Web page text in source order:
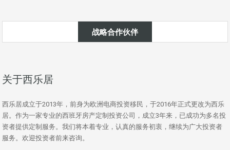
战略合作伙伴
关于西乐居
西乐居成立于2013年，前身为欧洲电商投资移民，于2016年正式更改为西乐
居。作为一家专业的西班牙房产定制投资公司，成立3年来，已成功为多名投
资者提供定制服务。我们将本着专业，认真的服务初衷，继续为广大投资者
服务。欢迎投资者前来咨询。